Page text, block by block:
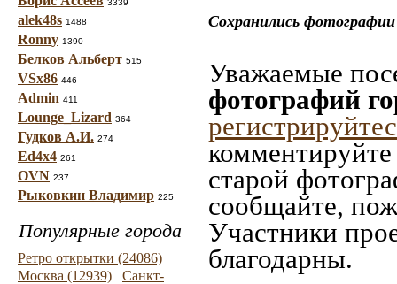
3339
alek48s 1488
Ronny 1390
Белков Альберт 515
VSx86 446
Admin 411
Lounge_Lizard 364
Гудков А.И. 274
Ed4x4 261
OVN 237
Рыковкин Владимир 225
Популярные города
Ретро открытки (24086)
Москва (12939)
Санкт-
Сохранились
Уважаемые
фотографий
старой
сообщайте,
Участники
благодарны.